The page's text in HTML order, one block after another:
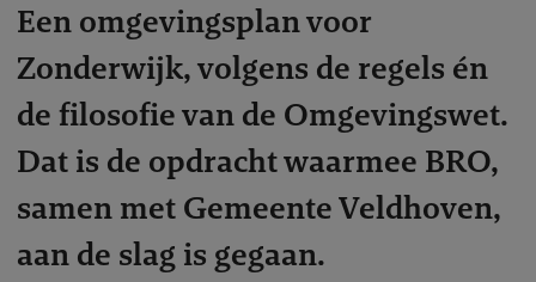
Een omgevingsplan voor
Zonderwijk, volgens de regels én
de filosofie van de Omgevingswet.
Dat is de opdracht waarmee BRO,
samen met Gemeente Veldhoven,
aan de slag is gegaan.